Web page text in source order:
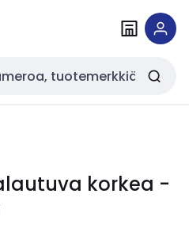
korkea -